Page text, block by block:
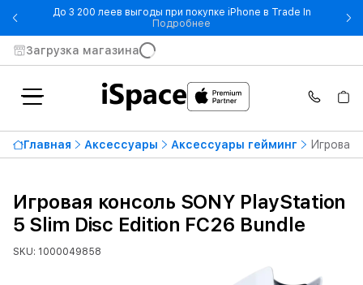
До 3 200 леев выгоды при покупке iPhone в Trade In
Подробнее - До 3 200 леев выгоды при
Загрузка магазина
Главная Аксессуары Аксессуары гейминг Игровая
Игровая консоль SONY PlayStation
5 Slim Disc Edition FC26 Bundle
SKU: 1000049858